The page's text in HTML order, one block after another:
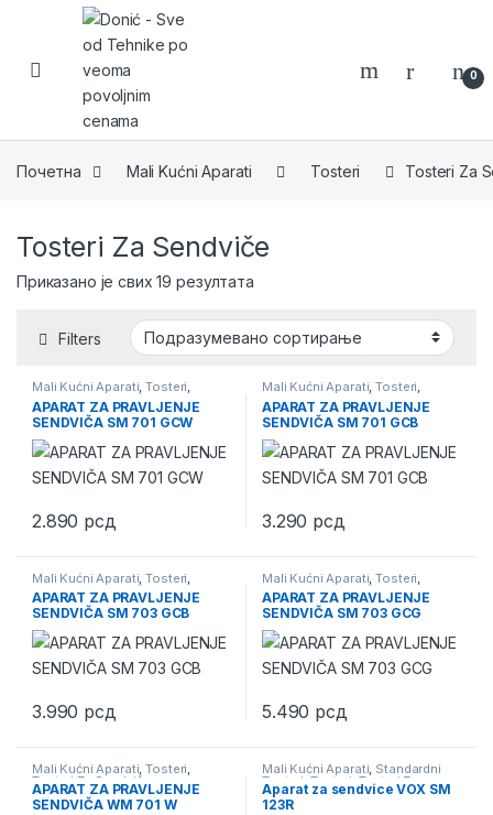
Skip to navigation
Skip to content
0
Почетна Mali Kućni Aparati Tosteri Tosteri Za
Tosteri Za Sendviče
Приказано је свих 19 резултата
Filters
Mali Kućni Aparati,Tosteri,
Tosteri Za Sendviče
APARAT ZA PRAVLJENJE
SENDVIČA SM 701 GCW
2.890 рсд
Mali Kućni Aparati,Tosteri,
Tosteri Za Sendviče
APARAT ZA PRAVLJENJE
SENDVIČA SM 701 GCB
3.290 рсд
Mali Kućni Aparati ,Tosteri
Tosteri Za Sendviče
APARAT ZA PRAVLJENJE
SENDVIČA SM 703 GCB
3.990 рсд
Mali Kućni Aparati ,Tosteri
Tosteri Za Sendviče
APARAT ZA PRAVLJENJE
SENDVIČA SM 703 GCG
5.490 рсд
Mali Kućni Aparati,Tosteri,
Tosteri Za Sendviče
APARAT ZA PRAVLJENJE
SENDVIČA WM 701 W
Mali Kućni Aparati, Standardni
Tosteri, Tosteri Tosteri Za
Sendviče
Aparat za sendvice VOX SM
123R